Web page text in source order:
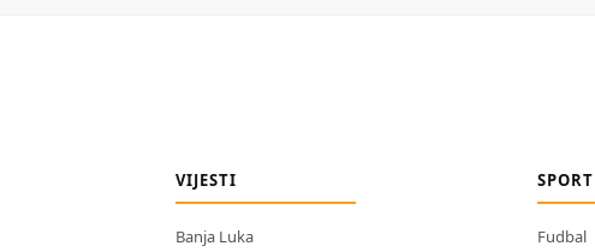
VIJESTI
Banja Luka
SPORT
Fudbal